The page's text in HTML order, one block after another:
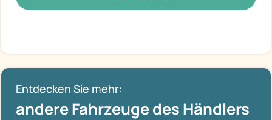
Entdecken Sie mehr:
andere Fahrzeuge des Händlers